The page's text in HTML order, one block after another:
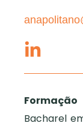
Formação
Bacharel